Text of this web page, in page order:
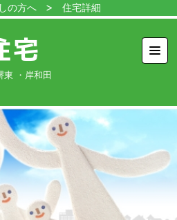
の方へ 住宅詳細
宅
東 岸和田
お探しの方へ
貸住宅をお探しの方へ
お住まいの方へ